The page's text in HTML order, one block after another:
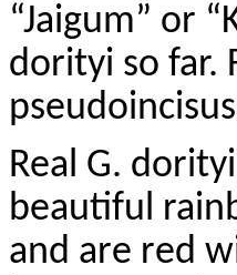
“Jaigum” or
dorityi so far.
pseudoincisus
Real G. dorityi
beautiful
and are red